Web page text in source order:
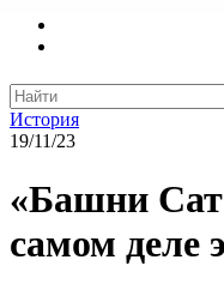
История
19/11/23
«Башни
самом деле